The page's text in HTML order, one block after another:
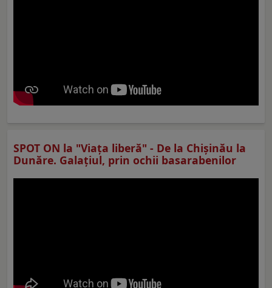
SPOT ON la "Viaţa liberă" - De la Chișinău la
Dunăre. Galațiul, prin ochii basarabenilor